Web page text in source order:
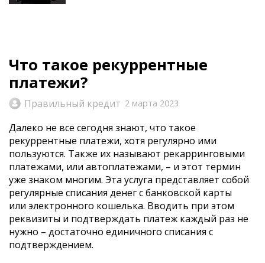
Что такое рекуррентные
платежи?
Правильный кредит 2 марта 2023
Далеко не все сегодня знают, что такое
рекуррентные платежи, хотя регулярно ими
пользуются. Также их называют рекарринговыми
платежами, или автоплатежами, – и этот термин
уже знаком многим. Эта услуга представляет собой
регулярные списания денег с банковской карты
или электронного кошелька. Вводить при этом
реквизиты и подтверждать платеж каждый раз не
нужно – достаточно единичного списания с
подтверждением.